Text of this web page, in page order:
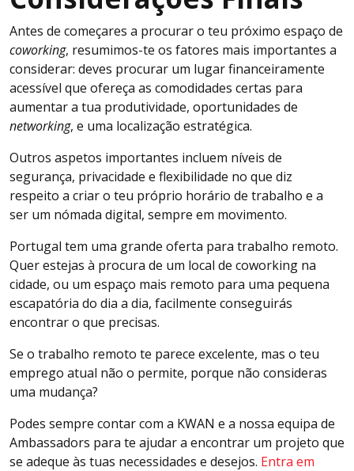
Antes de começares a procurar o teu próximo espaço de
coworking, resumimos-te os fatores mais importantes a
considerar: deves procurar um lugar financeiramente
acessível que ofereça as comodidades certas para
aumentar a tua produtividade, oportunidades de
networking, e uma localização estratégica.
Outros aspetos importantes incluem níveis de
segurança, privacidade e flexibilidade no que diz
respeito a criar o teu próprio horário de trabalho e a
ser um nómada digital, sempre em movimento.
Portugal tem uma grande oferta para trabalho remoto.
Quer estejas à procura de um local de coworking na
cidade, ou um espaço mais remoto para uma pequena
escapatória do dia a dia, facilmente conseguirás
encontrar o que precisas.
Se o trabalho remoto te parece excelente, mas o teu
emprego atual não o permite, porque não consideras
uma mudança?
Podes sempre contar com a KWAN e a nossa equipa de
Ambassadors para te ajudar a encontrar um projeto que
se adeque às tuas necessidades e desejos. Entra em